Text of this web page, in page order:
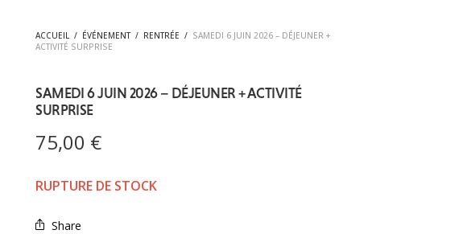
ACCUEIL / ÉVÉNEMENT / RENTRÉE / SAMEDI 6 JUIN 2026 – DÉJEUNER +
ACTIVITÉ SURPRISE
SAMEDI 6 JUIN 2026 – DÉJEUNER + ACTIVITÉ
SURPRISE
75,00 €
RUPTURE DE STOCK
Share